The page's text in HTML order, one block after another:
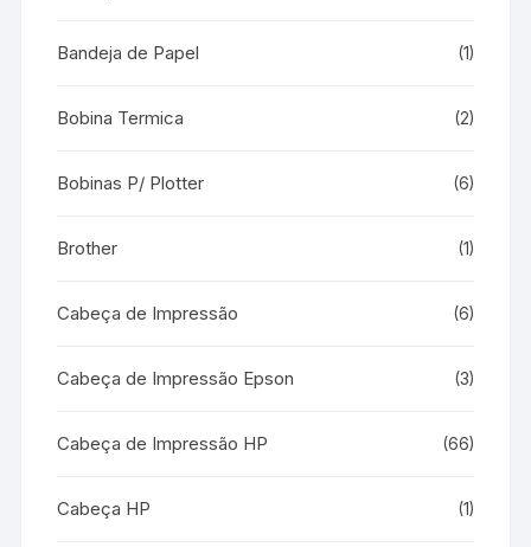
Bandeja de Papel (1)
Bobina Termica (2)
Bobinas P/ Plotter (6)
Brother (1)
Cabeça de Impressão (6)
Cabeça de Impressão Epson (3)
Cabeça de Impressão HP (66)
Cabeça HP (1)